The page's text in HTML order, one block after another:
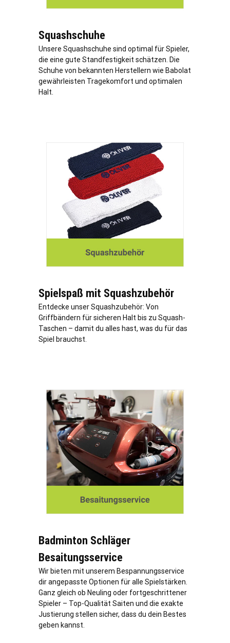
Squashschuhe
Unsere Squashschuhe sind optimal für Spieler,
die eine gute Standfestigkeit schätzen. Die
Schuhe von bekannten Herstellern wie Babolat
gewährleisten Tragekomfort und optimalen
Halt.
Spielspaß mit Squashzubehör
Entdecke unser Squashzubehör: Von
Griffbändern für sicheren Halt bis zu Squash-
Taschen – damit du alles hast, was du für das
Spiel brauchst.
Badminton Schläger
Besaitungsservice
Wir bieten mit unserem Bespannungsservice
dir angepasste Optionen für alle Spielstärken.
Ganz gleich ob Neuling oder fortgeschrittener
Spieler – Top-Qualität Saiten und die exakte
Justierung stellen sicher, dass du dein Bestes
geben kannst.